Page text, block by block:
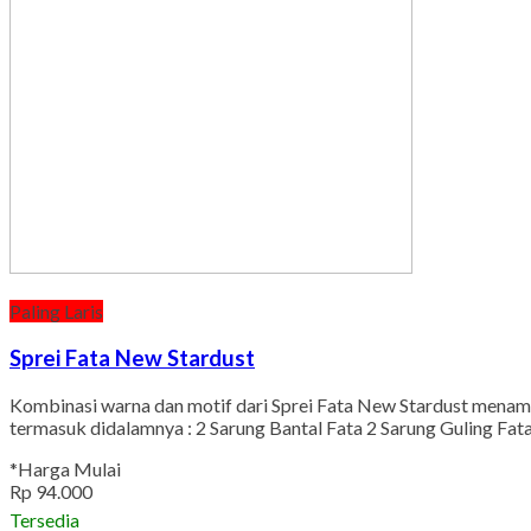
Paling Laris
Sprei Fata New Stardust
Kombinasi warna dan motif dari Sprei Fata New Stardust
termasuk didalamnya : 2 Sarung Bantal Fata 2 Sarung Guling
*Harga Mulai
Rp 94.000
Tersedia